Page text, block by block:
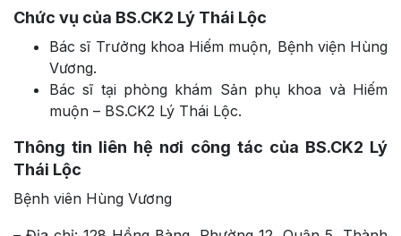
Chức vụ của BS.CK2 Lý Thái Lộc
Bác sĩ Trưởng khoa Hiếm muộn, Bệnh viện Hùng
Vương.
Bác sĩ tại phòng khám Sản phụ khoa và Hiếm
muộn – BS.CK2 Lý Thái Lộc.
Thông tin liên hệ nơi công tác của BS.CK2 Lý
Thái Lộc
Bệnh viên Hùng Vương